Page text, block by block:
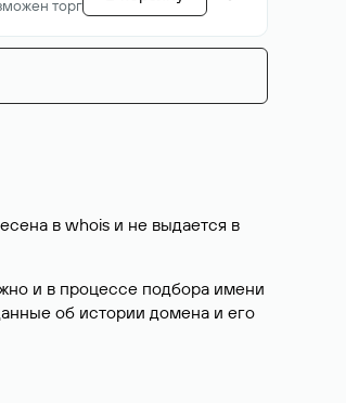
торг
в whois и не выдается в
и в процессе подбора имени
об истории домена и его